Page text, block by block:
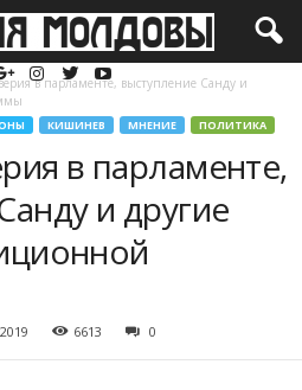
в парламенте, выступление Санду и
КИШИНЕВ МНЕНИЕ ПОЛИТИКА
в парламенте,
и другие
6613 0